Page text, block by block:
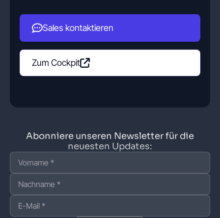
Sales kontaktieren
Zum Cockpit
Abonniere unseren Newsletter für die
neuesten Updates: